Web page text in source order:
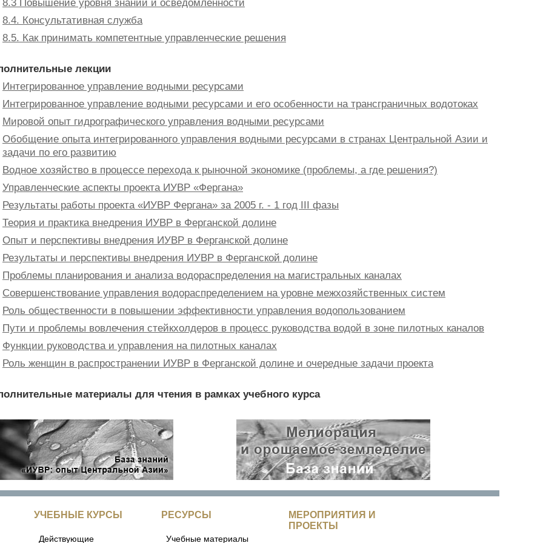
8.3 Повышение уровня знаний и осведомленности
8.4. Консультативная служба
8.5. Как принимать компетентные управленческие решения
лекции
Интегрированное управление водными ресурсами
Интегрированное управление водными ресурсами и его особенности на трансграничных водотоках
Мировой опыт гидрографического управления водными ресурсами
Обобщение опыта интегрированного управления водными ресурсами в странах Центральной Азии и
задачи по его развитию
Водное хозяйство в процессе перехода к рыночной экономике (проблемы, а где решения?)
Управленческие аспекты проекта ИУВР «Фергана»
Результаты работы проекта «ИУВР Фергана» за 2005 г. - 1 год III фазы
Теория и практика внедрения ИУВР в Ферганской долине
Опыт и перспективы внедрения ИУВР в Ферганской долине
Результаты и перспективы внедрения ИУВР в Ферганской долине
Проблемы планирования и анализа водораспределения на магистральных каналах
Совершенствование управления водораспределением на уровне межхозяйственных систем
Роль общественности в повышении эффективности управления водопользованием
Пути и проблемы вовлечения стейкхолдеров в процесс руководства водой в зоне пилотных каналов
Функции руководства и управления на пилотных каналах
Роль женщин в распространении ИУВР в Ферганской долине и очередные задачи проекта
материалы для чтения в рамках учебного курса
УЧЕБНЫЕ КУРСЫ
Действующие
РЕСУРСЫ
Учебные материалы
МЕРОПРИЯТИЯ И
ПРОЕКТЫ